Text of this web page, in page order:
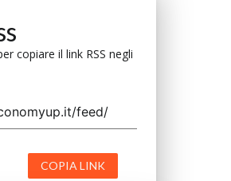
copiare il link RSS negli
COPIA LINK